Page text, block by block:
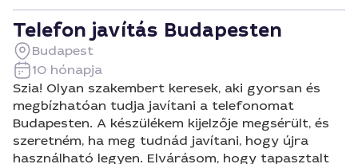
Telefon javítás Budapesten
Budapest
10 hónapja
Szia! Olyan szakembert keresek, aki gyorsan és
megbízhatóan tudja javítani a telefonomat
Budapesten. A készülékem kijelzője megsérült, és
szeretném, ha meg tudnád javítani, hogy újra
használható legyen. Elvárásom, hogy tapasztalt